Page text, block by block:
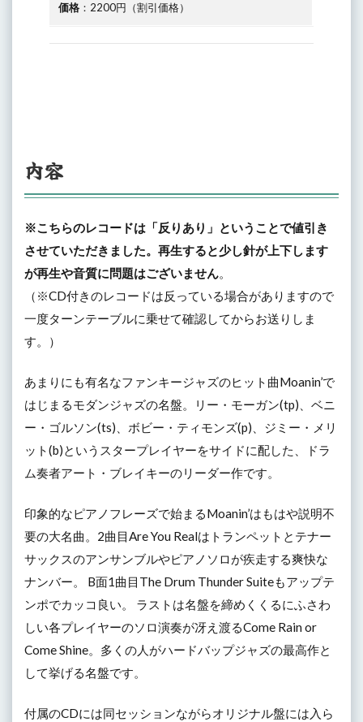
価格 ：2200円（割引価格）
内容
※こちらのレコードは「反りあり」ということで値引き
させていただきました。再生すると少し針が上下します
が再生や音質に問題はございません。
（※CD付きのレコードは反っている場合がありますので
一度ターンテーブルに乗せて確認してからお送りしま
す。）
あまりにも有名なファンキージャズのヒット曲Moanin’で
はじまるモダンジャズの名盤。リー・モーガン(tp)、ベニ
ー・ゴルソン(ts)、ボビー・ティモンズ(p)、ジミー・メリ
ット(b)というスタープレイヤーをサイドに配した、ドラ
ム奏者アート・ブレイキーのリーダー作です。
印象的なピアノフレーズで始まるMoanin’はもはや説明不
要の大名曲。2曲目Are You Realはトランペットとテナー
サックスのアンサンブルやピアノソロが疾走する爽快な
ナンバー。 B面1曲目The Drum Thunder Suiteもアップテ
ンポでカッコ良い。 ラストは名盤を締めくくるにふさわ
しい各プレイヤーのソロ演奏が冴え渡るCome Rain or
Come Shine。多くの人がハードバップジャズの最高作と
して挙げる名盤です。
付属のCDには同セッションながらオリジナル盤には入ら